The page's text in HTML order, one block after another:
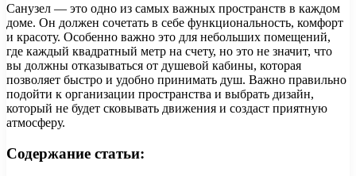
Санузел — это одно из самых важных пространств в каждом
доме. Он должен сочетать в себе функциональность, комфорт
и красоту. Особенно важно это для небольших помещений,
где каждый квадратный метр на счету, но это не значит, что
вы должны отказываться от душевой кабины, которая
позволяет быстро и удобно принимать душ. Важно правильно
подойти к организации пространства и выбрать дизайн,
который не будет сковывать движения и создаст приятную
атмосферу.
Содержание статьи: